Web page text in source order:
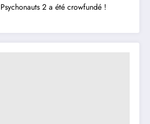
Psychonauts 2 a été crowfundé !